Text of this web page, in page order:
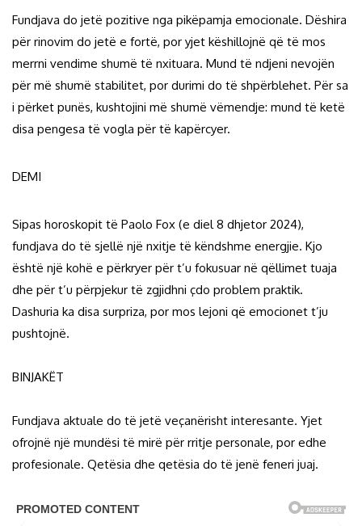
Fundjava do jetë pozitive nga pikëpamja emocionale. Dëshira
për rinovim do jetë e fortë, por yjet këshillojnë që të mos
merrni vendime shumë të nxituara. Mund të ndjeni nevojën
për më shumë stabilitet, por durimi do të shpërblehet. Për sa
i përket punës, kushtojini më shumë vëmendje: mund të ketë
disa pengesa të vogla për të kapërcyer.
DEMI
Sipas horoskopit të Paolo Fox (e diel 8 dhjetor 2024),
fundjava do të sjellë një nxitje të këndshme energjie. Kjo
është një kohë e përkryer për t’u fokusuar në qëllimet tuaja
dhe për t’u përpjekur të zgjidhni çdo problem praktik.
Dashuria ka disa surpriza, por mos lejoni që emocionet t’ju
pushtojnë.
BINJAKËT
Fundjava aktuale do të jetë veçanërisht interesante. Yjet
ofrojnë një mundësi të mirë për rritje personale, por edhe
profesionale. Qetësia dhe qetësia do të jenë feneri juaj.